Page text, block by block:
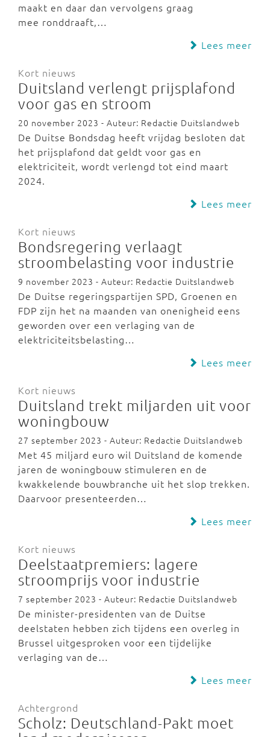
maakt en daar dan vervolgens graag
mee ronddraaft,…
Lees meer
Kort nieuws
Duitsland verlengt prijsplafond
voor gas en stroom
20 november 2023 - Auteur: Redactie Duitslandweb
De Duitse Bondsdag heeft vrijdag besloten dat
het prijsplafond dat geldt voor gas en
elektriciteit, wordt verlengd tot eind maart
2024.
Lees meer
Kort nieuws
Bondsregering verlaagt
stroombelasting voor industrie
9 november 2023 - Auteur: Redactie Duitslandweb
De Duitse regeringspartijen SPD, Groenen en
FDP zijn het na maanden van onenigheid eens
geworden over een verlaging van de
elektriciteitsbelasting…
Lees meer
Kort nieuws
Duitsland trekt miljarden uit voor
woningbouw
27 september 2023 - Auteur: Redactie Duitslandweb
Met 45 miljard euro wil Duitsland de komende
jaren de woningbouw stimuleren en de
kwakkelende bouwbranche uit het slop trekken.
Daarvoor presenteerden…
Lees meer
Kort nieuws
Deelstaatpremiers: lagere
stroomprijs voor industrie
7 september 2023 - Auteur: Redactie Duitslandweb
De minister-presidenten van de Duitse
deelstaten hebben zich tijdens een overleg in
Brussel uitgesproken voor een tijdelijke
verlaging van de…
Lees meer
Achtergrond
Scholz: Deutschland-Pakt moet